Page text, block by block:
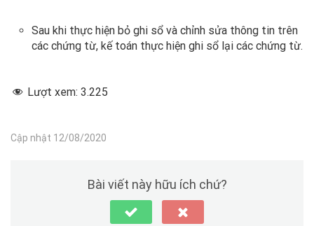
Sau khi thực hiện bỏ ghi sổ và chỉnh sửa thông tin trên
các chứng từ, kế toán thực hiện ghi sổ lại các chứng từ.
Lượt xem: 3.225
Cập nhật 12/08/2020
Bài viết này hữu ích chứ?